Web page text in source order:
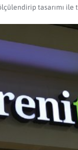
tasarımı ile